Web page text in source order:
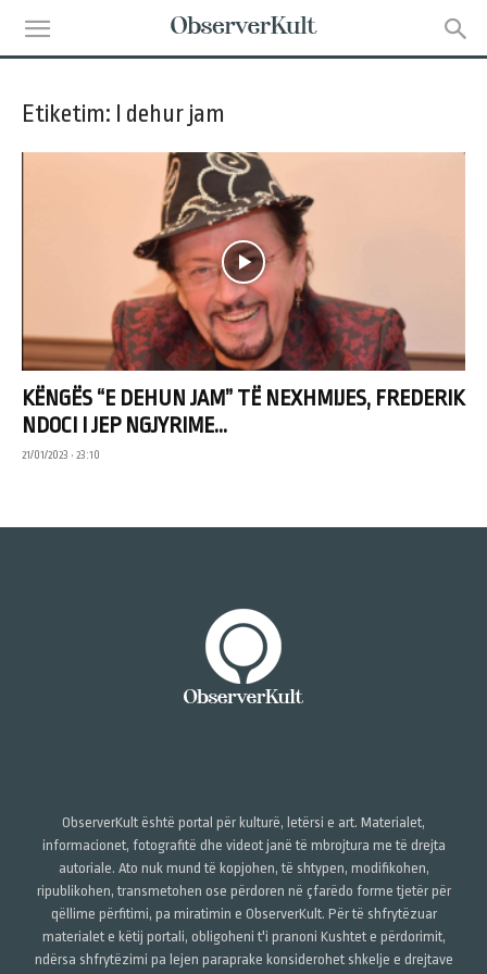
Etiketim: I dehur jam
KËNGËS “E DEHUN JAM” TË NEXHMIJES, FREDERIK
NDOCI I JEP NGJYRIME...
21/01/2023 • 23:10
ObserverKult është portal për kulturë, letërsi e art. Materialet,
informacionet, fotografitë dhe videot janë të mbrojtura me të drejta
autoriale. Ato nuk mund të kopjohen, të shtypen, modifikohen,
ripublikohen, transmetohen ose përdoren në çfarëdo forme tjetër për
qëllime përfitimi, pa miratimin e ObserverKult. Për të shfrytëzuar
materialet e këtij portali, obligoheni t'i pranoni Kushtet e përdorimit,
ndërsa shfrytëzimi pa lejen paraprake konsiderohet shkelje e drejtave